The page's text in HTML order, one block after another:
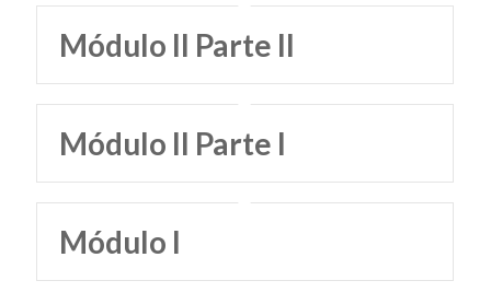
Módulo II Parte II
Módulo II Parte I
Módulo I